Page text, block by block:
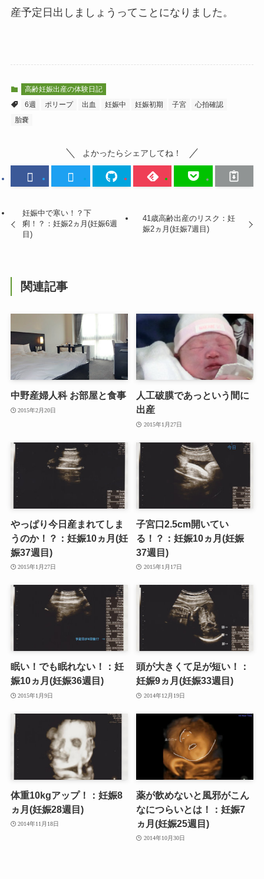
産予定日出しましょうってことになりました。
高齢妊娠出産の体験日記
6週
ポリープ 出血 妊娠中 妊娠初期 子宮
心拍確認
胎嚢
よかったらシェアしてね！
妊娠中で寒い！？下
痢！？：妊娠2ヵ月(妊娠6週
目)
41歳高齢出産のリスク：妊
娠2ヵ月(妊娠7週目)
関連記事
中野産婦人科 お部屋と食事
2015年2月20日
人工破膜であっという間に
出産
2015年1月27日
やっぱり今日産まれてしま
うのか！？：妊娠10ヵ月(妊
娠37週目)
2015年1月27日
子宮口2.5cm開いてい
る！？：妊娠10ヵ月(妊娠
37週目)
2015年1月17日
眠い！でも眠れない！：妊
娠10ヵ月(妊娠36週目)
2015年1月9日
頭が大きくて足が短い！：
妊娠9ヵ月(妊娠33週目)
2014年12月19日
体重10kgアップ！：妊娠8
ヵ月(妊娠28週目)
2014年11月18日
薬が飲めないと風邪がこん
なにつらいとは！：妊娠7
ヵ月(妊娠25週目)
2014年10月30日